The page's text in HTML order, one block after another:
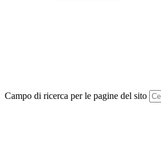
Campo di ricerca per le pagine del sito